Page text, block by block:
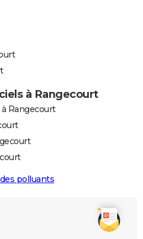
à Rangecourt
Rangecourt
polluants